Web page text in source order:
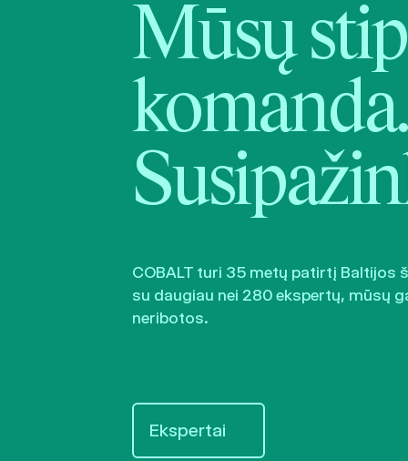
Mūsų
komanda.
COBALT turi 35 metų patirtį Baltijos
su daugiau nei 280 ekspertų, mūsų
neribotos.
Ekspertai